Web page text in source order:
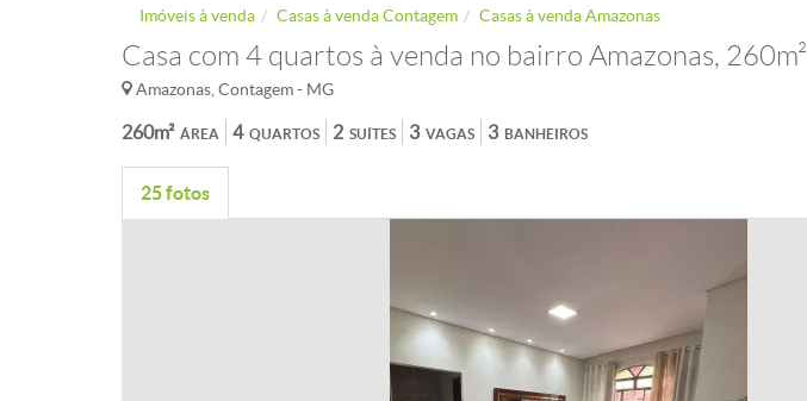
Imóveis à venda Casas à venda Contagem Casas à venda Amazonas
Casa com 4 quartos à venda no bairro Amazonas, 260m²
Amazonas, Contagem - MG
ÁREA
260m² QUARTOS
4 SUÍTES
2 VAGAS
3 BANHEIROS
3
25 fotos